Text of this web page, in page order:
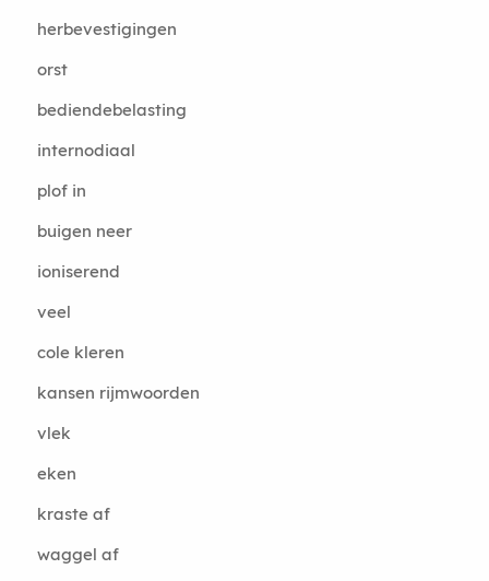
herbevestigingen
orst
bediendebelasting
internodiaal
plof in
buigen neer
ioniserend
veel
cole kleren
kansen rijmwoorden
vlek
eken
kraste af
waggel af